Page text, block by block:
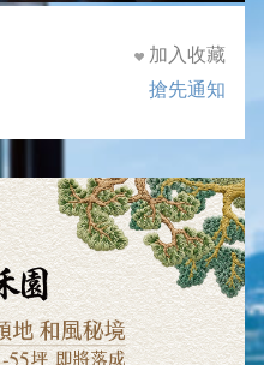
加入收藏
搶先通知